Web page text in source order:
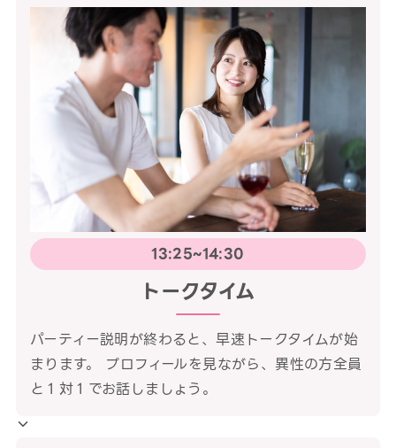
13:25~14:30
トークタイム
パーティー説明が終わると、早速トークタイムが始
まります。 プロフィールを見ながら、異性の方全員
と１対１でお話しましょう。